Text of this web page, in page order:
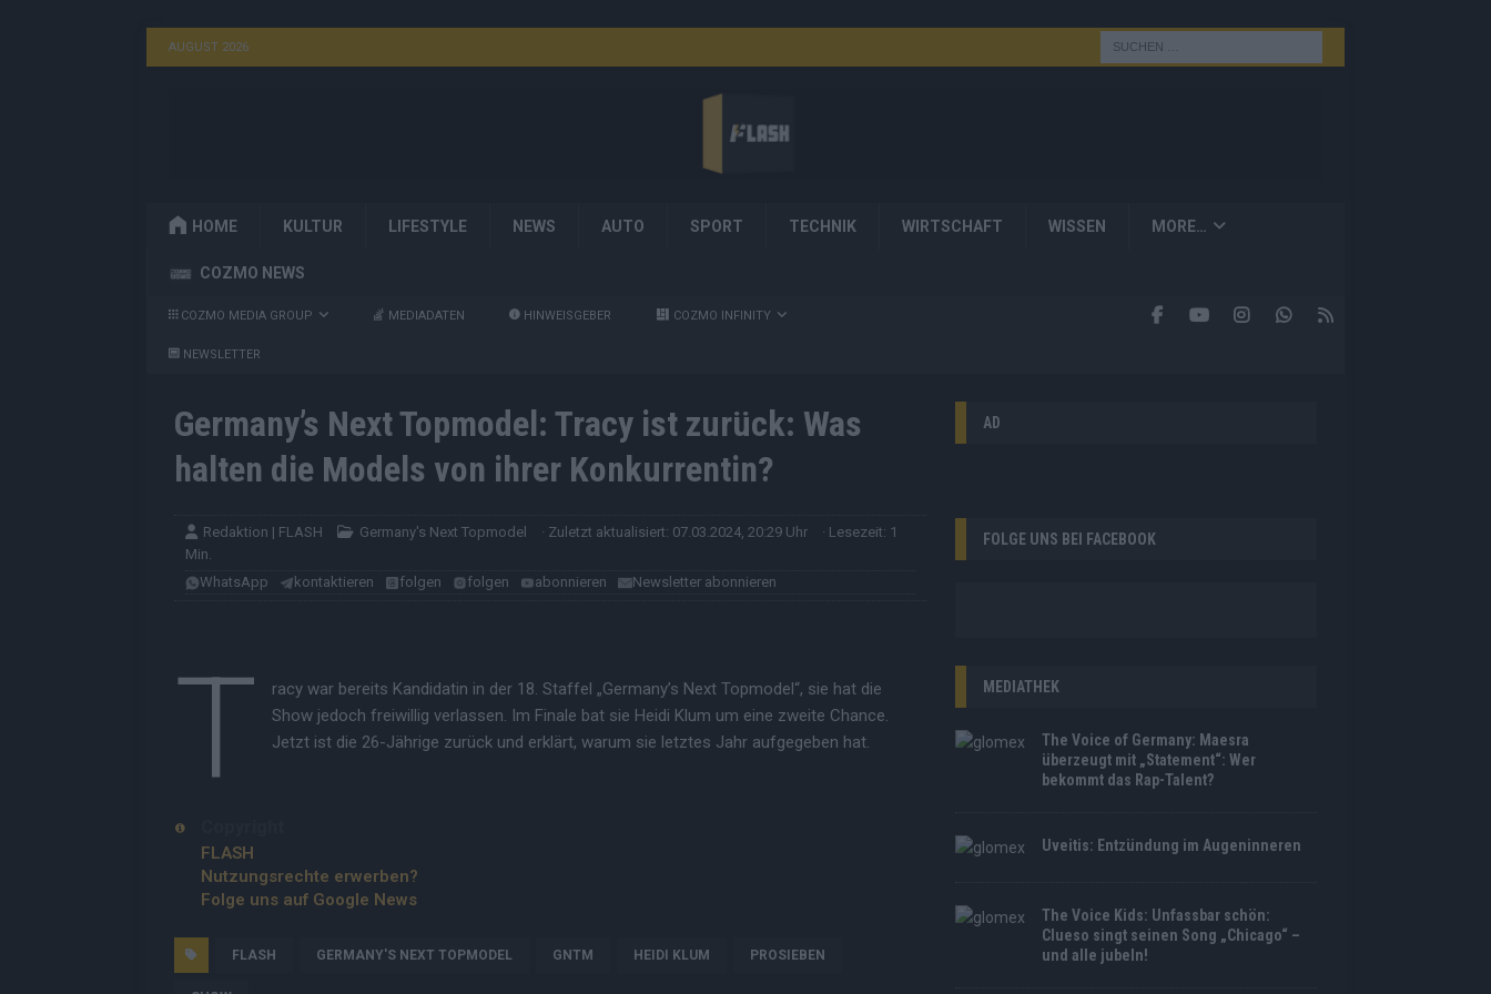
AUGUST 2026
HOME KULTUR LIFESTYLE NEWS AUTO SPORT TECHNIK WIRTSCHAFT WISSEN MORE…
COZMO NEWS
COZMO MEDIA GROUP MEDIADATEN HINWEISGEBER COZMO INFINITY
NEWSLETTER
Germany’s Next Topmodel: Tracy ist zurück: Was
halten die Models von ihrer Konkurrentin?
Redaktion | FLASH Germany's Next Topmodel · Zuletzt aktualisiert: 07.03.2024, 20:29 Uhr
· Lesezeit: 1
Min.
WhatsApp
kontaktieren folgen folgen abonnieren Newsletter abonnieren
T
racy war bereits Kandidatin in der 18. Staffel „Germany’s Next Topmodel“, sie hat die
Show jedoch freiwillig verlassen. Im Finale bat sie Heidi Klum um eine zweite Chance.
Jetzt ist die 26-Jährige zurück und erklärt, warum sie letztes Jahr aufgegeben hat.
FLASH
Nutzungsrechte erwerben?
Folge uns auf Google News
FLASH GERMANY'S NEXT TOPMODEL GNTM HEIDI KLUM PROSIEBEN
AD
FOLGE UNS BEI FACEBOOK
MEDIATHEK
The Voice of Germany: Maesra
überzeugt mit „Statement“: Wer
bekommt das Rap-Talent?
Uveitis: Entzündung im Augeninneren
The Voice Kids: Unfassbar schön:
Clueso singt seinen Song „Chicago“ –
und alle jubeln!